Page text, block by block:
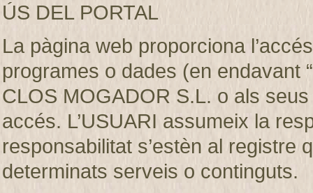
ÚS DEL PORTAL
La pàgina web proporciona
programes o dades (en endavant
CLOS MOGADOR S.L. o als
accés. L’USUARI assumeix la
responsabilitat s’estèn al registre
determinats serveis o continguts.